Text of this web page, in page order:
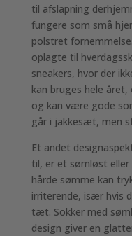
til afslapning
fungere som små
polstret
oplagte til
sneakers, hvor der
kan bruges hele
og kan være gode
går i jakkesæt, men
Et andet
til, er et sømløst
hårde sømme kan
irriterende, især hvis
tæt. Sokker med
design giver en